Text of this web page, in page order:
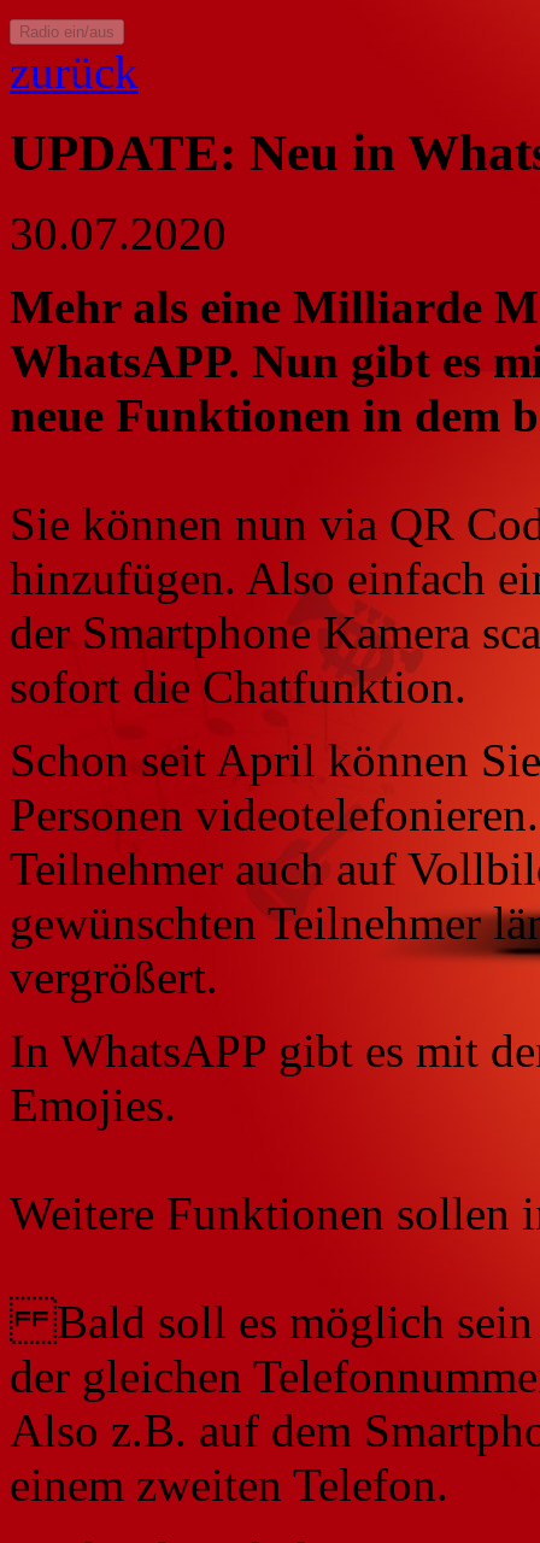
Radio ein/aus
zurück
UPDATE: Neu in
30.07.2020
Mehr als eine Milliarde
WhatsAPP. Nun gibt es
neue Funktionen in dem
Sie können nun via QR
hinzufügen. Also einfach
der Smartphone Kamera
sofort die Chatfunktion.
Schon seit April können
Personen
Teilnehmer auch auf
gewünschten Teilnehmer
vergrößert.
In WhatsAPP gibt es mit
Emojies.
Weitere Funktionen sollen
Bald soll es möglich sein
der gleichen
Also z.B. auf dem
einem zweiten Telefon.